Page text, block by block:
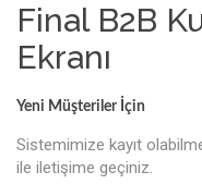
Final B2B
Ekranı
Yeni Müşteriler İçin
Sistemimize kayıt
ile iletişime geçiniz.